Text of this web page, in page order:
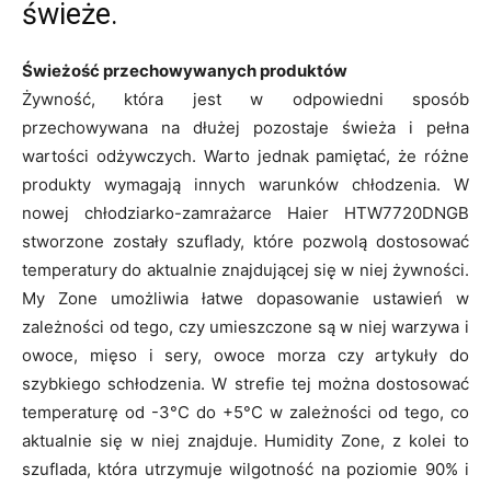
świeże.
Świeżość przechowywanych produktów
Żywność, która jest w odpowiedni sposób
przechowywana na dłużej pozostaje świeża i pełna
wartości odżywczych. Warto jednak pamiętać, że różne
produkty wymagają innych warunków chłodzenia. W
nowej chłodziarko-zamrażarce Haier HTW7720DNGB
stworzone zostały szuflady, które pozwolą dostosować
temperatury do aktualnie znajdującej się w niej żywności.
My Zone umożliwia łatwe dopasowanie ustawień w
zależności od tego, czy umieszczone są w niej warzywa i
owoce, mięso i sery, owoce morza czy artykuły do
szybkiego schłodzenia. W strefie tej można dostosować
temperaturę od -3°C do +5°C w zależności od tego, co
aktualnie się w niej znajduje. Humidity Zone, z kolei to
szuflada, która utrzymuje wilgotność na poziomie 90% i